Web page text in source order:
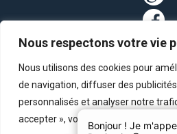
Nous respectons votre vie
Nous utilisons des cookies pour
de navigation, diffuser des
personnalisés et analyser notre
accepter », vous consentez à notre
Partenaires